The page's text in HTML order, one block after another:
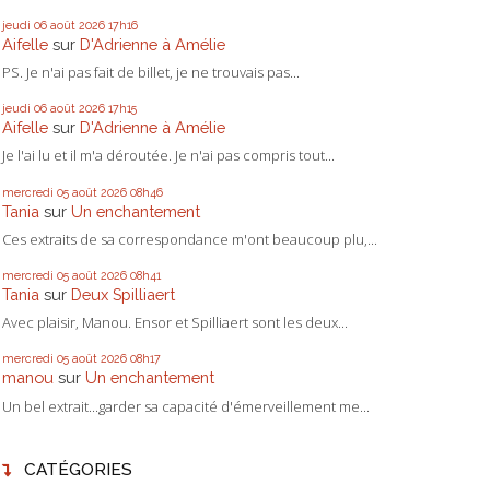
jeudi 06 août 2026 17h16
Aifelle sur D'Adrienne à Amélie
PS. Je n'ai pas fait de billet, je ne trouvais pas...
jeudi 06 août 2026 17h15
Aifelle sur D'Adrienne à Amélie
Je l'ai lu et il m'a déroutée. Je n'ai pas compris tout...
mercredi 05 août 2026 08h46
Tania sur Un enchantement
Ces extraits de sa correspondance m'ont beaucoup plu,...
mercredi 05 août 2026 08h41
Tania sur Deux Spilliaert
Avec plaisir, Manou. Ensor et Spilliaert sont les deux...
mercredi 05 août 2026 08h17
manou sur Un enchantement
Un bel extrait...garder sa capacité d'émerveillement me...
CATÉGORIES